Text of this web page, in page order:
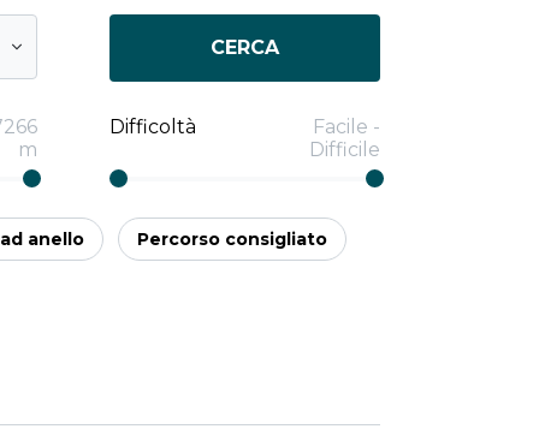
CERCA
m
Difficoltà Facile -
Difficile
anello Percorso consigliato